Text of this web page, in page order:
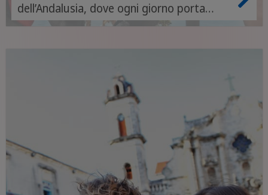
dell’Andalusia, dove ogni giorno porta
nuovi sapori, amici e frasi da imparare.